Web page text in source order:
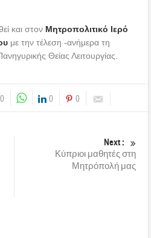
και στον Μητροπολιτικό Ιερό
με την τέλεση -ανήμερα τη
Θείας Λειτουργίας.
0 0 0
Next :
Κύπριοι μαθητές στη
Μητρόπολή μας